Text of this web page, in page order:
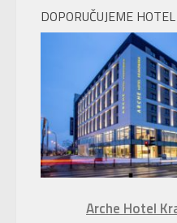
DOPORUČUJEME
Arche Hotel